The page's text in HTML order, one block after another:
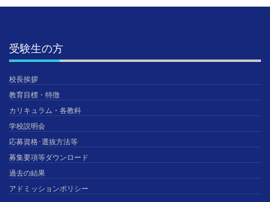
受験生の方
校長挨拶
教育目標・特徴
カリキュラム・各教科
学校説明会
応募資格･選抜方法等
募集要項等ダウンロード
過去の結果
アドミッションポリシー